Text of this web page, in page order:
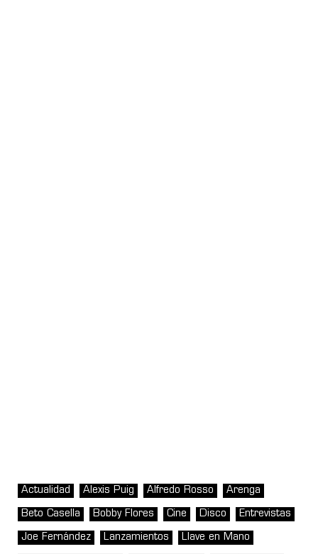
Actualidad Alexis Puig Alfredo Rosso Arenga
Beto Casella Bobby Flores Cine Disco Entrevistas
Joe Fernández Lanzamientos Llave en Mano